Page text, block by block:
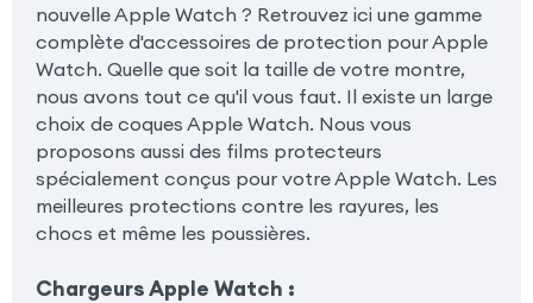
nouvelle Apple Watch ? Retrouvez ici une gamme
complète d'accessoires de protection pour Apple
Watch. Quelle que soit la taille de votre montre,
nous avons tout ce qu'il vous faut. Il existe un large
choix de coques Apple Watch. Nous vous
proposons aussi des films protecteurs
spécialement conçus pour votre Apple Watch. Les
meilleures protections contre les rayures, les
chocs et même les poussières.
Chargeurs Apple Watch :